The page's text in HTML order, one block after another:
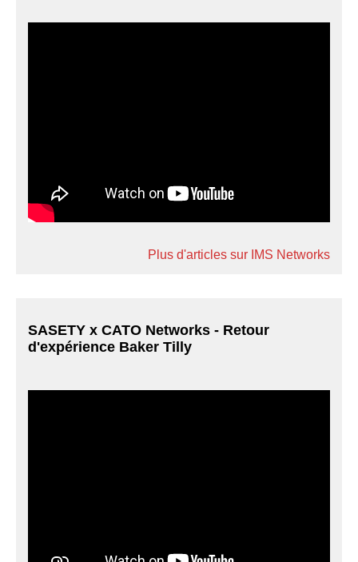
Plus d'articles sur IMS Networks
SASETY x CATO Networks - Retour
d'expérience Baker Tilly